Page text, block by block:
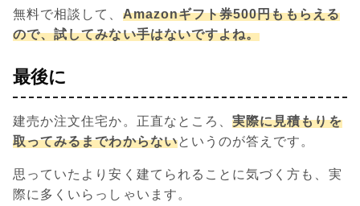
無料で相談して、 Amazonギフト券500円ももらえる
ので、試してみない手はないですよね。
最後に
建売か注文住宅か。正直なところ、実際に見積もりを
取ってみるまでわからないというのが答えです。
思っていたより安く建てられることに気づく方も、実
際に多くいらっしゃいます。